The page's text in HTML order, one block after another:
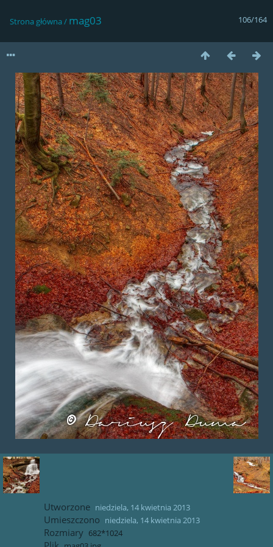
106/164
Strona główna / mag03
Utworzone niedziela, 14 kwietnia 2013
Umieszczono niedziela, 14 kwietnia 2013
Rozmiary 682*1024